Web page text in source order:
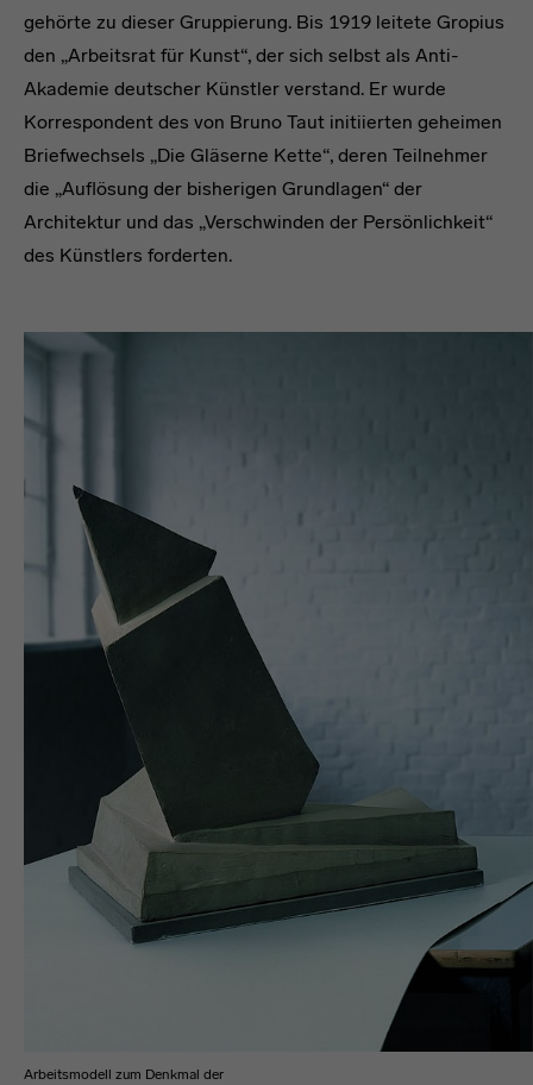
gehörte zu dieser Gruppierung. Bis 1919 leitete Gropius
den „Arbeitsrat für Kunst“, der sich selbst als Anti-
Akademie deutscher Künstler verstand. Er wurde
Korrespondent des von Bruno Taut initiierten geheimen
Briefwechsels „Die Gläserne Kette“, deren Teilnehmer
die „Auflösung der bisherigen Grundlagen“ der
Architektur und das „Verschwinden der Persönlichkeit“
des Künstlers forderten.
Arbeitsmodell zum Denkmal der